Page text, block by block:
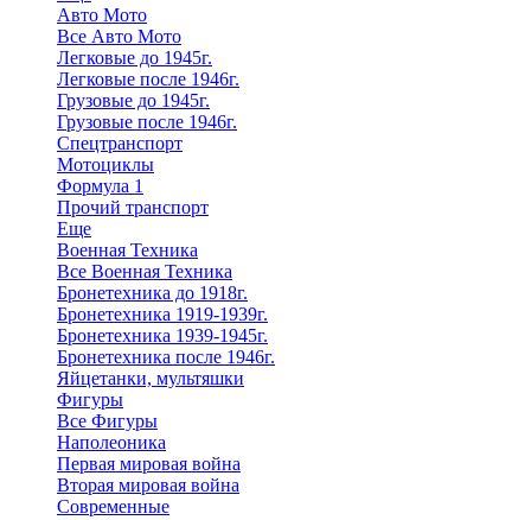
Авто Мото
Все Авто Мото
Легковые до 1945г.
Легковые после 1946г.
Грузовые до 1945г.
Грузовые после 1946г.
Спецтранспорт
Мотоциклы
Формула 1
Прочий транспорт
Еще
Военная Техника
Все Военная Техника
Бронетехника до 1918г.
Бронетехника 1919-1939г.
Бронетехника 1939-1945г.
Бронетехника после 1946г.
Яйцетанки, мультяшки
Фигуры
Все Фигуры
Наполеоника
Первая мировая война
Вторая мировая война
Современные